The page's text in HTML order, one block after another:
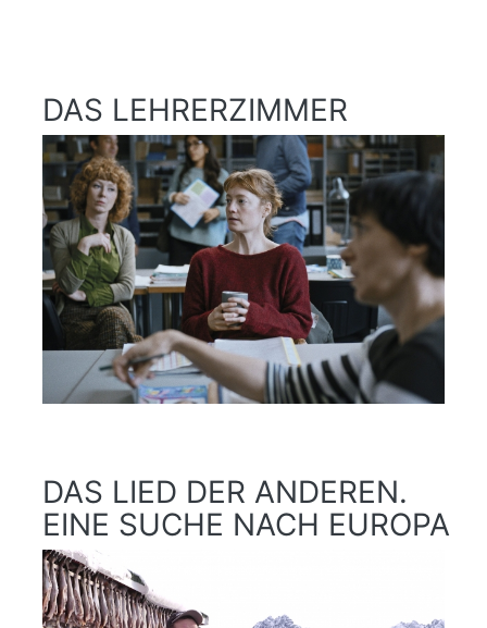
DAS LEHRERZIMMER
DAS LIED DER ANDEREN.
EINE SUCHE NACH EUROPA